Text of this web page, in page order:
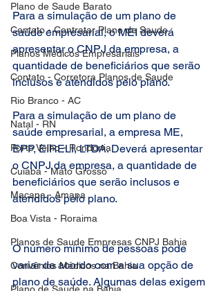
Plano de Saude Barato
Contato - Contratar Plano de Saude
Planos Médicos Empresariais
Contato - Corretora Planos de Saude
Rio Branco - AC
Natal - RN
Porto Velho - Rondonia
Cuiaba - Mato Grosso
Macapa - Amapa
Boa Vista - Roraima
Planos de Saude Empresas CNPJ Bahia
Convênios Médicos na Bahia
Para a simulação de um plano de
saúde empresarial, o MEI deverá
apresentar o CNPJ da empresa, a
quantidade de beneficiários que serão
inclusos e atendidos pelo plano.
Para a simulação de um plano de
saúde empresarial, a empresa ME,
EPP, EIRELI, LTDA. Deverá apresentar
o CNPJ da empresa, a quantidade de
beneficiários que serão inclusos e
atendidos pelo plano.
O número mínimo de pessoas pode
variar de acordo com a sua opção de
plano de saúde. Algumas delas exigem